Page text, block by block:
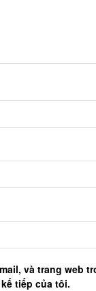
và trang web
tiếp của tôi.